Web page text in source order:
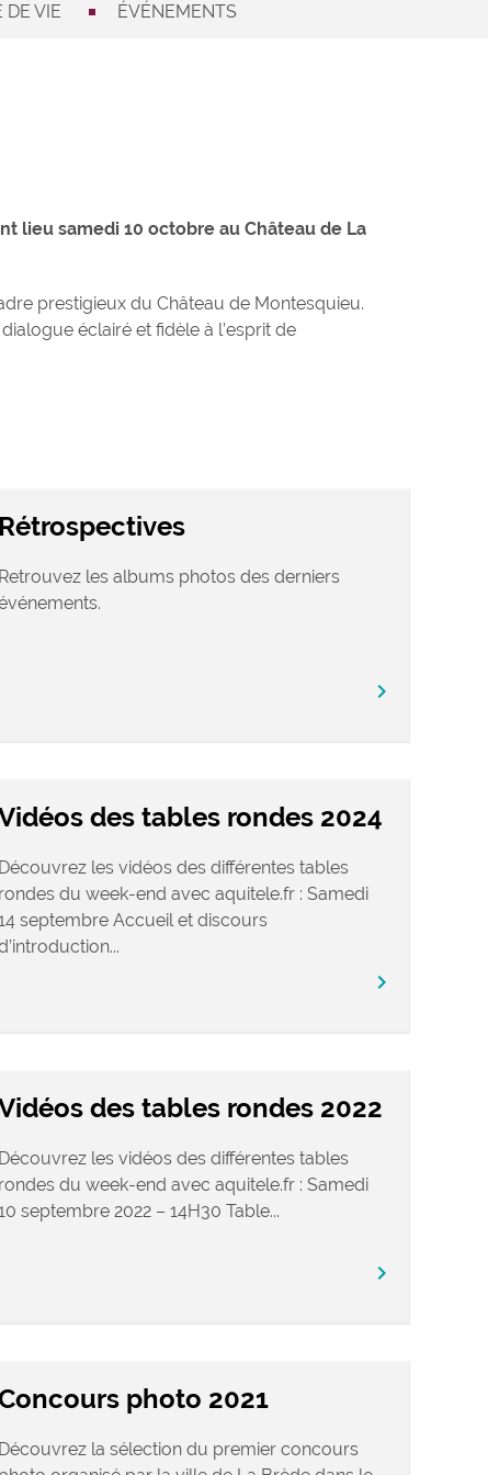
DE VIE ÉVÉNEMENTS
lieu samedi 10 octobre au Château de La
prestigieux du Château de Montesquieu.
éclairé et fidèle à l’esprit de
Rétrospectives
Retrouvez les albums photos des derniers
chevron_right
des tables rondes 2024
Découvrez les vidéos des différentes tables
rondes du week-end avec aquitele.fr : Samedi
septembre Accueil et discours
chevron_right
des tables rondes 2022
Découvrez les vidéos des différentes tables
rondes du week-end avec aquitele.fr : Samedi
septembre 2022 – 14H30 Table...
chevron_right
photo 2021
Découvrez la sélection du premier concours